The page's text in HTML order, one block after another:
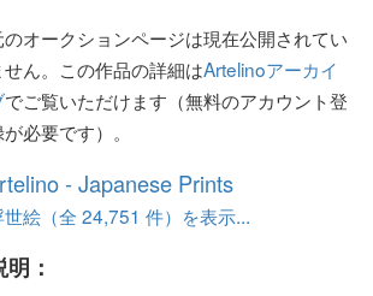
のオークションページは現在公開されてい
せん。この作品の詳細はArtelinoアーカイ
でご覧いただけます（無料のアカウント登
必要です）。
- Japanese Prints
世絵（全 24,751 件）を表示...
明：